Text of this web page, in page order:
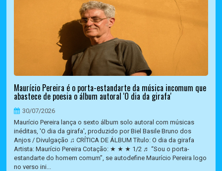
Maurício Pereira é o porta-estandarte da música incomum que
abastece de poesia o álbum autoral 'O dia da girafa'
30/07/2026
Maurício Pereira lança o sexto álbum solo autoral com músicas
inéditas, 'O dia da girafa', produzido por Biel Basile Bruno dos
Anjos / Divulgação ♫ CRÍTICA DE ÁLBUM Título: O dia da girafa
Artista: Maurício Pereira Cotação: ★ ★ ★ 1/2 ♬ “Sou o porta-
estandarte do homem comum”, se autodefine Maurício Pereira logo
no verso ini...